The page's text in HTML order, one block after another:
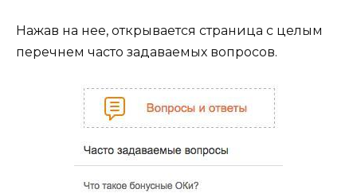
Нажав на нее, открывается страница с целым
перечнем часто задаваемых вопросов.